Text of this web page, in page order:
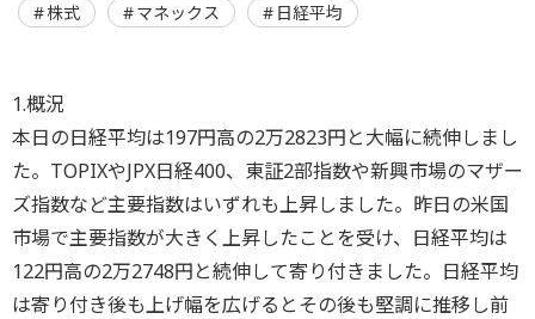
株式 マネックス 日経平均
1.概況
本日の日経平均は197円高の2万2823円と大幅に続伸しまし
た。TOPIXやJPX日経400、東証2部指数や新興市場のマザー
ズ指数など主要指数はいずれも上昇しました。昨日の米国
市場で主要指数が大きく上昇したことを受け、日経平均は
122円高の2万2748円と続伸して寄り付きました。日経平均
は寄り付き後も上げ幅を広げるとその後も堅調に推移し前